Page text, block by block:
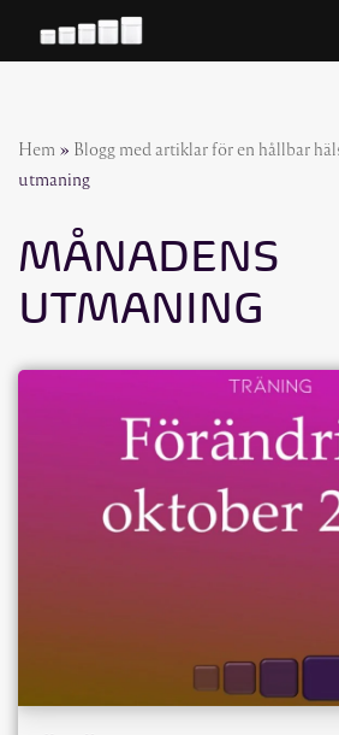
Hoppa
Hem » Blogg med artiklar för en hållbar
utmaning
MÅNADENS
UTMANING